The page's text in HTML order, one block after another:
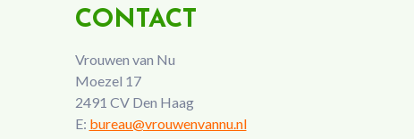
CONTACT
Vrouwen van Nu
Moezel 17
2491 CV Den Haag
E: bureau@vrouwenvannu.nl